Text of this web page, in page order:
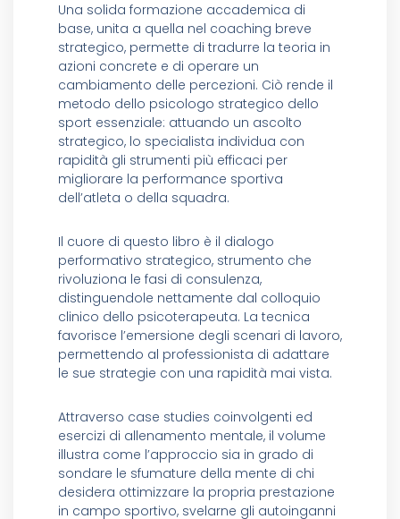
Una solida formazione accademica di
base, unita a quella nel coaching breve
strategico, permette di tradurre la teoria in
azioni concrete e di operare un
cambiamento delle percezioni. Ciò rende il
metodo dello psicologo strategico dello
sport essenziale: attuando un ascolto
strategico, lo specialista individua con
rapidità gli strumenti più efficaci per
migliorare la performance sportiva
dell’atleta o della squadra.
Il cuore di questo libro è il dialogo
performativo strategico, strumento che
rivoluziona le fasi di consulenza,
distinguendole nettamente dal colloquio
clinico dello psicoterapeuta. La tecnica
favorisce l’emersione degli scenari di lavoro,
permettendo al professionista di adattare
le sue strategie con una rapidità mai vista.
Attraverso case studies coinvolgenti ed
esercizi di allenamento mentale, il volume
illustra come l’approccio sia in grado di
sondare le sfumature della mente di chi
desidera ottimizzare la propria prestazione
in campo sportivo, svelarne gli autoinganni